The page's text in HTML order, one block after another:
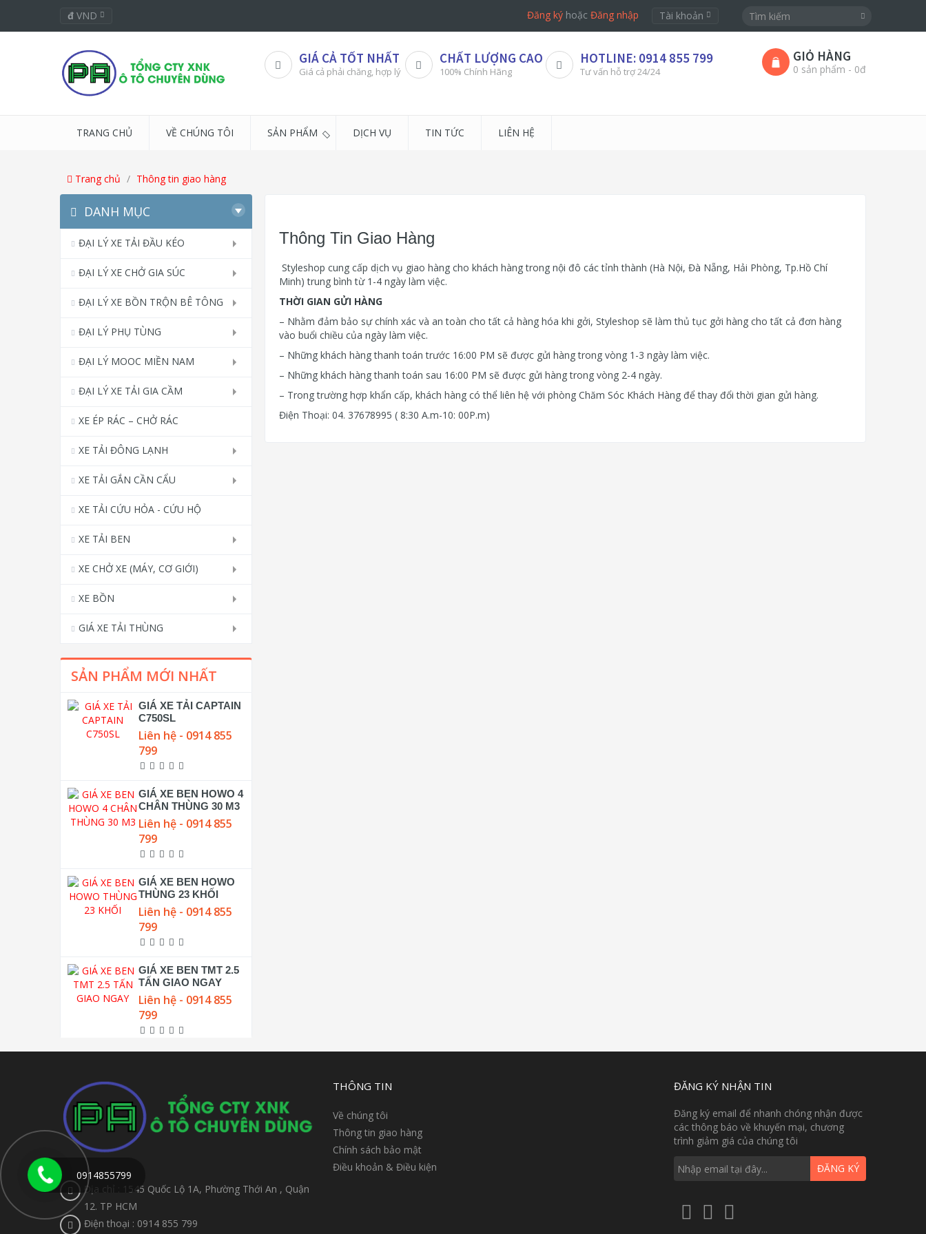
đ VND Đăng ký hoặcĐăng nhập Tài khoản
GIÁ CẢ TỐT NHẤT
Giá cả phải chăng, hợp lý
CHẤT LƯỢNG CAO
100% Chính Hãng
HOTLINE: 0914 855 799
Tư vấn hỗ trợ 24/24
GIỎ HÀNG
0 sản phẩm - 0đ
TRANG CHỦ VỀ CHÚNG TÔI SẢN PHẨM DỊCH VỤ TIN TỨC LIÊN HỆ
Trang chủ Thông tin giao hàng
DANH MỤC
ĐẠI LÝ XE TẢI ĐẦU KÉO
ĐẠI LÝ XE CHỞ GIA SÚC
ĐẠI LÝ XE BỒN TRỘN BÊ TÔNG
ĐẠI LÝ PHỤ TÙNG
ĐẠI LÝ MOOC MIỀN NAM
ĐẠI LÝ XE TẢI GIA CẦM
XE ÉP RÁC – CHỞ RÁC
XE TẢI ĐÔNG LẠNH
XE TẢI GẮN CẦN CẨU
XE TẢI CỨU HỎA - CỨU HỘ
XE TẢI BEN
XE CHỞ XE (MÁY, CƠ GIỚI)
XE BỒN
GIÁ XE TẢI THÙNG
SẢN PHẨM MỚI NHẤT
GIÁ XE TẢI CAPTAIN
C750SL
Liên hệ - 0914 855
799
GIÁ XE BEN HOWO 4
CHÂN THÙNG 30 M3
Liên hệ - 0914 855
799
GIÁ XE BEN HOWO
THÙNG 23 KHỐI
Liên hệ - 0914 855
799
GIÁ XE BEN TMT 2.5
TẤN GIAO NGAY
Liên hệ - 0914 855
799
Thông Tin Giao Hàng
Styleshop cung cấp dịch vụ giao hàng cho khách hàng trong nội đô các tỉnh thành (Hà Nội, Đà Nẵng, Hải Phòng, Tp.Hồ Chí
Minh) trung bình từ 1-4 ngày làm việc.
THỜI GIAN GỬI HÀNG
– Nhằm đảm bảo sự chính xác và an toàn cho tất cả hàng hóa khi gởi, Styleshop sẽ làm thủ tục gởi hàng cho tất cả đơn hàng
vào buổi chiều của ngày làm việc.
– Những khách hàng thanh toán trước 16:00 PM sẽ được gửi hàng trong vòng 1-3 ngày làm việc.
– Những khách hàng thanh toán sau 16:00 PM sẽ được gửi hàng trong vòng 2-4 ngày.
– Trong trường hợp khẩn cấp, khách hàng có thể liên hệ với phòng Chăm Sóc Khách Hàng để thay đổi thời gian gửi hàng.
Điện Thoại: 04. 37678995 ( 8:30 A.m-10: 00P.m)
Địa chỉ : 1545 Quốc Lộ 1A, Phường Thới An , Quận
12. TP HCM
Điện thoại : 0914 855 799
THÔNG TIN
Về chúng tôi
Thông tin giao hàng
Chính sách bảo mật
Điều khoản & Điều kiện
ĐĂNG KÝ NHẬN TIN
Đăng ký email để nhanh chóng nhận được
các thông báo về khuyến mại, chương
trình giảm giá của chúng tôi
ĐĂNG KÝ
0914855799